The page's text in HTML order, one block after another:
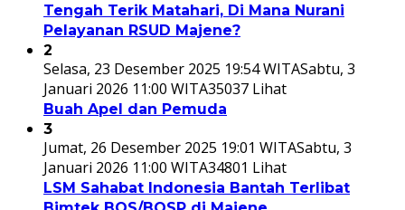
Tengah Terik Matahari, Di Mana Nurani
Pelayanan RSUD Majene?
2
Selasa, 23 Desember 2025 19:54 WITASabtu, 3
Januari 2026 11:00 WITA35037 Lihat
Buah Apel dan Pemuda
3
Jumat, 26 Desember 2025 19:01 WITASabtu, 3
Januari 2026 11:00 WITA34801 Lihat
LSM Sahabat Indonesia Bantah Terlibat